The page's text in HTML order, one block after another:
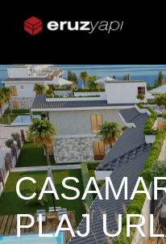
PLAJ